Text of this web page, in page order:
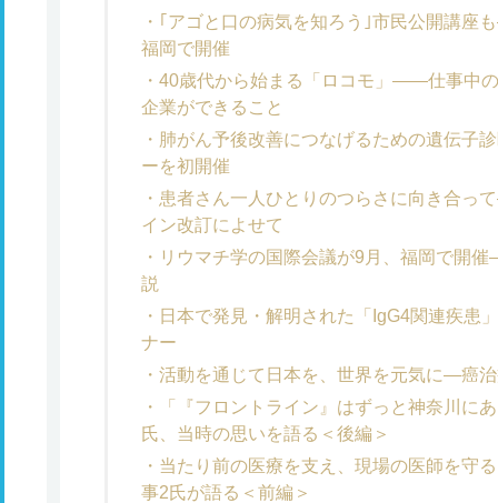
｢アゴと口の病気を知ろう｣市民公開講
福岡で開催
40歳代から始まる「ロコモ」――仕事中
企業ができること
肺がん予後改善につなげるための遺伝子
ーを初開催
患者さん一人ひとりのつらさに向き合っ
イン改訂によせて
リウマチ学の国際会議が9月、福岡で開
説
日本で発見・解明された「IgG4関連疾患
ナー
活動を通じて日本を、世界を元気に―癌
「『フロントライン』はずっと神奈川に
氏、当時の思いを語る＜後編＞
当たり前の医療を支え、現場の医師を守
事2氏が語る＜前編＞